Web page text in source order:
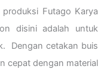
Futago Karya
disini adalah untuk
Dengan cetakan buis
cepat dengan material